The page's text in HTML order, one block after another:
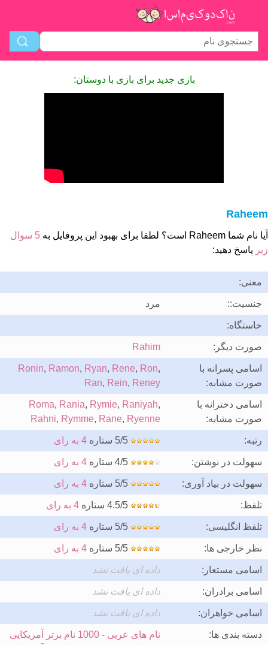
بازی جدید برای بازی با دوستان:
Raheem
آیا نام شما Raheem است؟ لطفا برای بهبود این پروفایل به
5 سوال
زیر پاسخ دهید:
معنی:
جنسیت:: مرد
خاستگاه:
صورت دیگر: Rahim
اسامی پسرانه با
صورت مشابه:
Ronin, Ramon, Ryan, Rene, Ron,
Ran, Rein, Reney
اسامی دخترانه با
صورت مشابه:
Roma, Rania, Rymie, Raniyah,
Rahni, Rymme, Rane, Ryenne
رتبه: 4 به رای
سهولت در نوشتن: 4 به رای
سهولت در بیاد آوری: 4 به رای
تلفظ: 4 به رای
تلفظ انگلیسی: 4 به رای
نظر خارجی ها: 4 به رای
اسامی مستعار: داده ای یافت نشد
اسامی برادران: داده ای یافت نشد
اسامی خواهران: داده ای یافت نشد
دسته بندی ها: نام های عربی -
1000 نام برتر آمریکایی